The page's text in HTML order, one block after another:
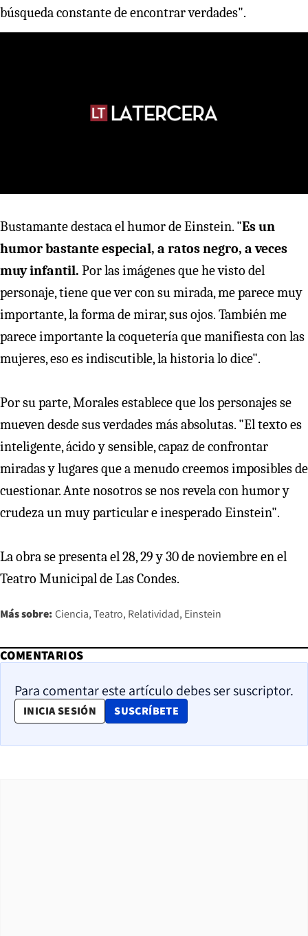
búsqueda constante de encontrar verdades".
Bustamante destaca el humor de Einstein. "Es un
humor bastante especial, a ratos negro, a veces
muy infantil. Por las imágenes que he visto del
personaje, tiene que ver con su mirada, me parece muy
importante, la forma de mirar, sus ojos. También me
parece importante la coquetería que manifiesta con las
mujeres, eso es indiscutible, la historia lo dice".
Por su parte, Morales establece que los personajes se
mueven desde sus verdades más absolutas. "El texto es
inteligente, ácido y sensible, capaz de confrontar
miradas y lugares que a menudo creemos imposibles de
cuestionar. Ante nosotros se nos revela con humor y
crudeza un muy particular e inesperado Einstein".
La obra se presenta el 28, 29 y 30 de noviembre en el
Teatro Municipal de Las Condes.
Más sobre: Ciencia Teatro Relatividad Einstein
COMENTARIOS
Para comentar este artículo debes ser suscriptor.
INICIA SESIÓN SUSCRÍBETE
OPENS IN NEW WINDOW